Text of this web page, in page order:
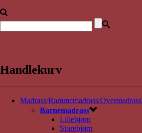
Handlekurv
Madrass/Rammemadrass/Overmadrass
Barnemadrass
Lillebjørn
Storebjørn